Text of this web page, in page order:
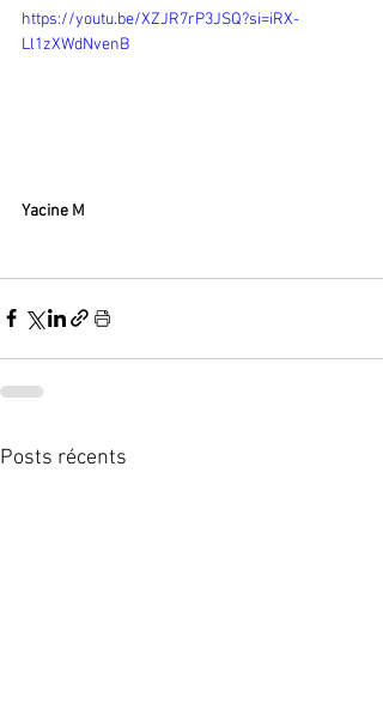
https://youtu.be/XZJR7rP3JSQ?si=iRX-
Ll1zXWdNvenB
Yacine M
Posts récents